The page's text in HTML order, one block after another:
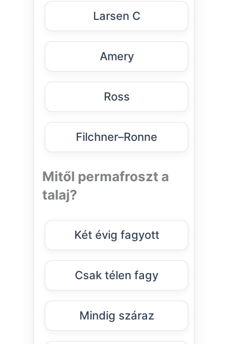
Larsen C
Amery
Ross
Filchner–Ronne
Mitől permafroszt a
talaj?
Két évig fagyott
Csak télen fagy
Mindig száraz